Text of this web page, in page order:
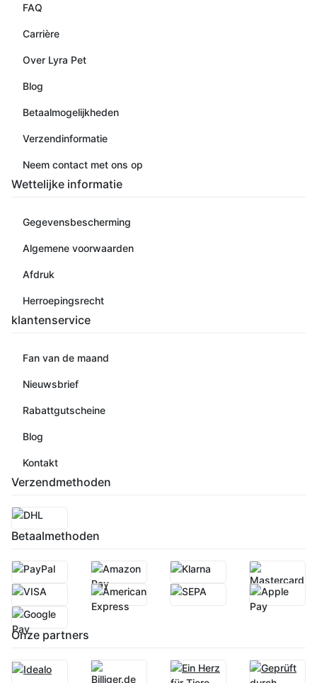
FAQ
Carrière
Over Lyra Pet
Blog
Betaalmogelijkheden
Verzendinformatie
Neem contact met ons op
Wettelijke informatie
Gegevensbescherming
Algemene voorwaarden
Afdruk
Herroepingsrecht
klantenservice
Fan van de maand
Nieuwsbrief
Rabattgutscheine
Blog
Kontakt
Verzendmethoden
Betaalmethoden
Onze partners